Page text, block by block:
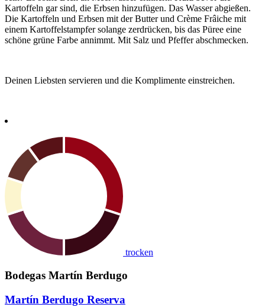
Kartoffeln gar sind, die Erbsen hinzufügen. Das Wasser abgießen.
Die Kartoffeln und Erbsen mit der Butter und Crème Frâiche mit
einem Kartoffelstampfer solange zerdrücken, bis das Püree eine
schöne grüne Farbe annimmt. Mit Salz und Pfeffer abschmecken.
Deinen Liebsten servieren und die Komplimente einstreichen.
trocken
Bodegas Martín Berdugo
Martín Berdugo Reserva